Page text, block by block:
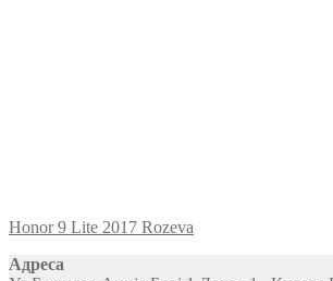
Honor 9 Lite 2017 Rozeva
Адреса